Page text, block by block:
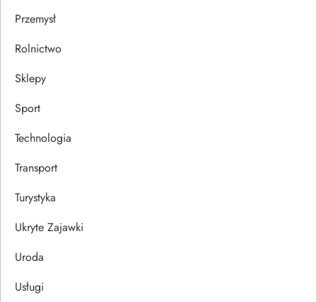
Przemysł
Rolnictwo
Sklepy
Sport
Technologia
Transport
Turystyka
Ukryte Zajawki
Uroda
Usługi